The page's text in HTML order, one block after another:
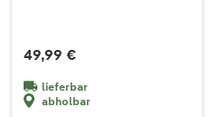
49,99 €
lieferbar
abholbar